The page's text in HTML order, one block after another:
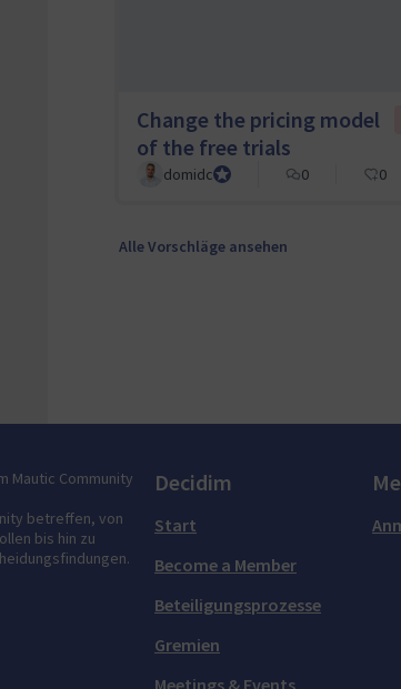
Change the pricing model
of the free trials
domidcCouncil member
0 0
Alle Vorschläge ansehen
Mautic Community
betreffen, von
bis hin zu
Decidim
Start
Become a Member
Beteiligungsprozesse
Gremien